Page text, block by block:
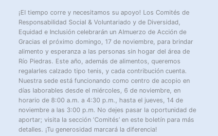
¡El tiempo corre y necesitamos su apoyo! Los Comités de
Responsabilidad Social & Voluntariado y de Diversidad,
Equidad e Inclusión celebrarán un Almuerzo de Acción de
Gracias el próximo domingo, 17 de noviembre, para brindar
alimento y esperanza a las personas sin hogar del área de
Río Piedras. Este año, además de alimentos, queremos
regalarles calzado tipo tenis, y cada contribución cuenta.
Nuestra sede está funcionando como centro de acopio en
días laborables desde el miércoles, 6 de noviembre, en
horario de 8:00 a.m. a 4:30 p.m., hasta el jueves, 14 de
noviembre a las 3:00 p.m. No dejes pasar la oportunidad de
aportar; visita la sección ‘Comités’ en este boletín para más
detalles. ¡Tu generosidad marcará la diferencia!